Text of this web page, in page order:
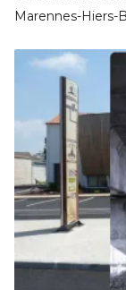
Marennes-Hiers-